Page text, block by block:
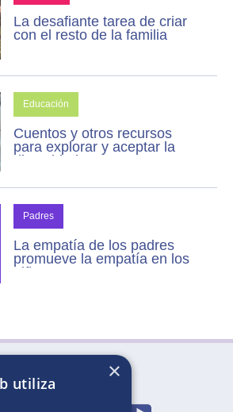
La desafiante tarea de criar
con el resto de la familia
Educación
Cuentos y otros recursos
para explorar y aceptar la
diversidad
Padres
La empatía de los padres
promueve la empatía en los
niños.
×
utiliza